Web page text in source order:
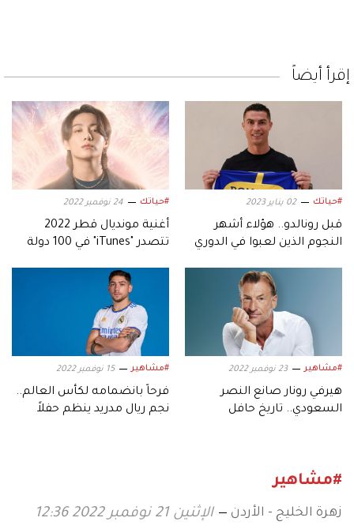
إقرأ أيضاً
#حياتك 02 يناير 2023
قبل رونالدو.. هؤلاء أشهر
النجوم الذين لعبوا في الدوري
#حياتك 24 نوفمبر 2022
أغنية مونديال قطر 2022
تتصدر "iTunes" في 100 دولة
#مشاهير 23 نوفمبر 2022
هيرفي رونار صانع النصر
السعودي.. تاريخ حافل
#مشاهير 15 نوفمبر 2022
فرحاً بانضمامه لكأس العالم..
نجم ريال مدريد ينظم حفلاً
#مشاهير
زهرة الخليج - الأردن الإثنين 21 نوفمبر 2022 12:36